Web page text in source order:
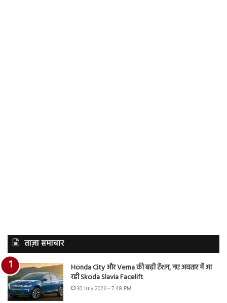
ताज़ा समाचार
Honda City और Verna की बढ़ी टेंशन, नए अवतार में आ
रही Skoda Slavia Facelift
30 July 2026 - 7:48 PM